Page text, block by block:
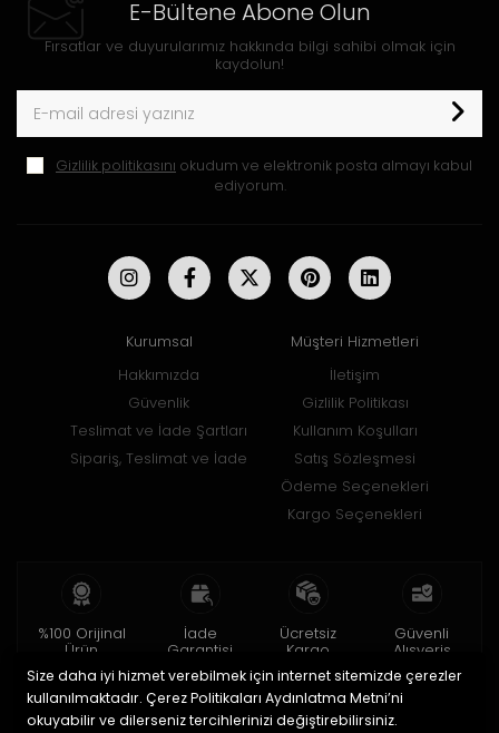
E-Bültene Abone Olun
Fırsatlar ve duyurularımız hakkında bilgi sahibi olmak için
kaydolun!
Gizlilik politikasını okudum ve elektronik posta almayı kabul
ediyorum.
Kurumsal
Hakkımızda
Güvenlik
Teslimat ve İade Şartları
Sipariş, Teslimat ve İade
Müşteri Hizmetleri
İletişim
Gizlilik Politikası
Kullanım Koşulları
Satış Sözleşmesi
Ödeme Seçenekleri
Kargo Seçenekleri
%100 Orijinal
Ürün
2 yıl garanti
İade
Garantisi
15 gün içinde
iade
Ücretsiz
Kargo
150 TL ve üzeri
Güvenli
Alışveriş
256bit SSL ile
Size daha iyi hizmet verebilmek için internet sitemizde çerezler
kullanılmaktadır. Çerez Politikaları Aydınlatma Metni’ni
okuyabilir ve dilerseniz tercihlerinizi değiştirebilirsiniz.